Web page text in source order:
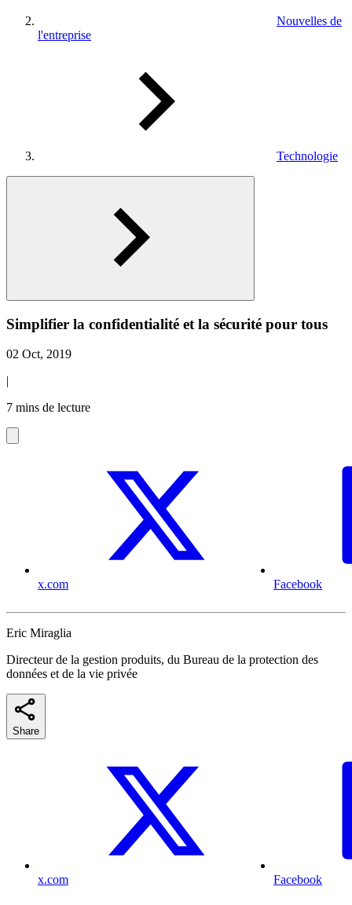
Nouvelles de
l'entreprise
Technologie
Simplifier la confidentialité et la sécurité pour tous
02 Oct, 2019
|
7 mins de lecture
x.com Facebook
Eric Miraglia
Directeur de la gestion produits, du Bureau de la protection des
données et de la vie privée
Share
x.com Facebook